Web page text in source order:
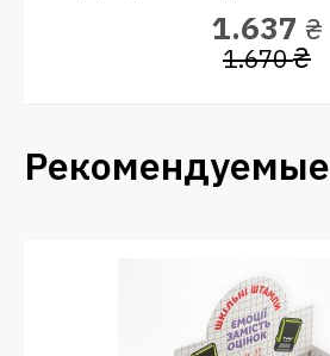
1.637 ₴
1.670₴
Рекомендуемые